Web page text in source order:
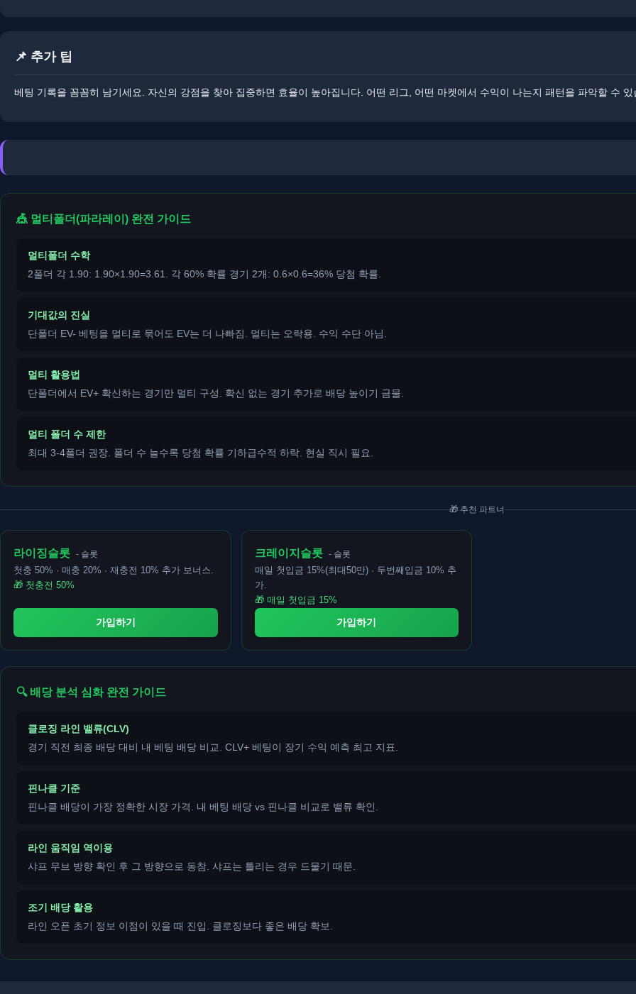
📌 추가 팁
베팅 기록을 꼼꼼히 남기세요. ​​자신의 강점을 찾아 집중하면 효율이 높아집니다. ​어떤 리그, 어떤 마켓에서 수익이 나는지 패턴을 파악할 수 있
🎪 멀티폴더(파라레이) 완전 가이드
멀티폴더 수학
2폴더 각 1.90: 1.90×1.90=3.61. 각 60% 확률 경기 2개: 0.6×0.6=36% 당첨 확률.
기대값의 진실
단폴더 EV- 베팅을 멀티로 묶어도 EV는 더 나빠짐. 멀티는 오락용. 수익 수단 아님.
멀티 활용법
단폴더에서 EV+ 확신하는 경기만 멀티 구성. 확신 없는 경기 추가로 배당 높이기 금물.
멀티 폴더 수 제한
최대 3-4폴더 권장. 폴더 수 늘수록 당첨 확률 기하급수적 하락. 현실 직시 필요.
🎁 추천 파트너
라이징슬롯 - 슬롯
첫충 50% · 매충 20% · 재충전 10% 추가 보너스.
🎁 첫충전 50%
가입하기
크레이지슬롯 - 슬롯
매일 첫입금 15%(최대50만) · 두번째입금 10% 추
가.
🎁 매일 첫입금 15%
가입하기
🔍 배당 분석 심화 완전 가이드
클로징 라인 밸류(CLV)
경기 직전 최종 배당 대비 내 베팅 배당 비교. CLV+ 베팅이 장기 수익 예측 최고 지표.
핀나클 기준
핀나클 배당이 가장 정확한 시장 가격. 내 베팅 배당 vs 핀나클 비교로 밸류 확인.
라인 움직임 역이용
샤프 무브 방향 확인 후 그 방향으로 동참. 샤프는 틀리는 경우 드물기 때문.
조기 배당 활용
라인 오픈 초기 정보 이점이 있을 때 진입. 클로징보다 좋은 배당 확보.